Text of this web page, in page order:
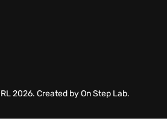
2026. Created by On Step Lab.